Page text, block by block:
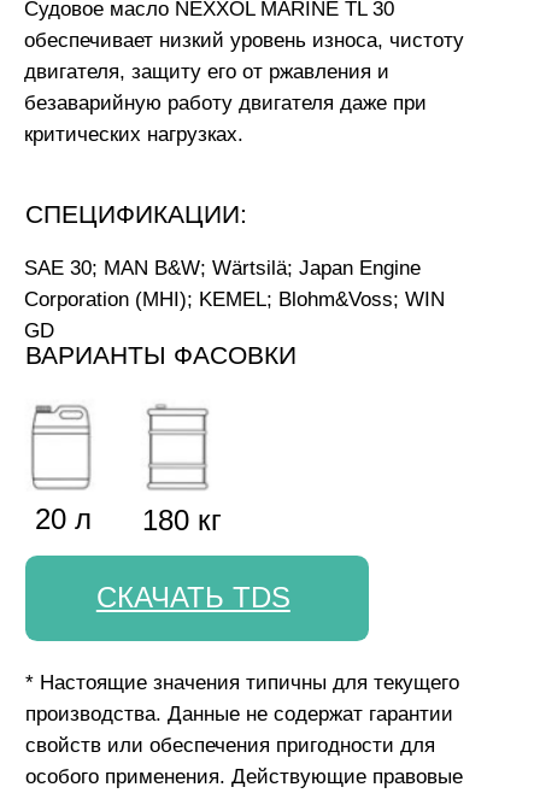
СКАЧАТЬ TDS
* Настоящие значения типичны для текущего
производства. Данные не содержат гарантии
свойств или обеспечения пригодности для
обращения с продуктом и его применения,
должны соблюдаться самим получателем
беспрерывно совершенствуются и оставляют
за собой право изменять любые технические
данные в настоящей информации о продукте в
любое время и без предварительного
уведомления.
партнёрам
звонок по России бесплатный
sale@nexxolrus.com
Бизнесу
Стать партнером
О компании